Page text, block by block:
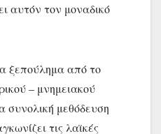
αυτόν τον μοναδικό
ξεπούλημα από το
– μνημειακού
συνολική μεθόδευση
τις λαϊκές